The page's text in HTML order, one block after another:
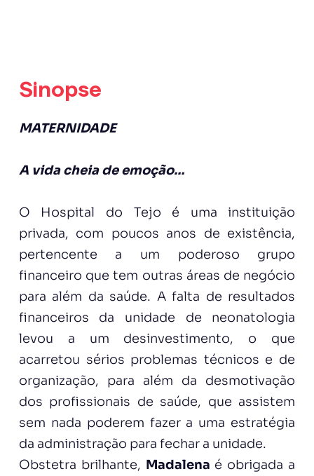
Sinopse
MATERNIDADE
A vida cheia de emoção…
O Hospital do Tejo é uma instituição
privada, com poucos anos de existência,
pertencente a um poderoso grupo
financeiro que tem outras áreas de negócio
para além da saúde. A falta de resultados
financeiros da unidade de neonatologia
levou a um desinvestimento, o que
acarretou sérios problemas técnicos e de
organização, para além da desmotivação
dos profissionais de saúde, que assistem
sem nada poderem fazer a uma estratégia
da administração para fechar a unidade.
Obstetra brilhante, Madalena é obrigada a